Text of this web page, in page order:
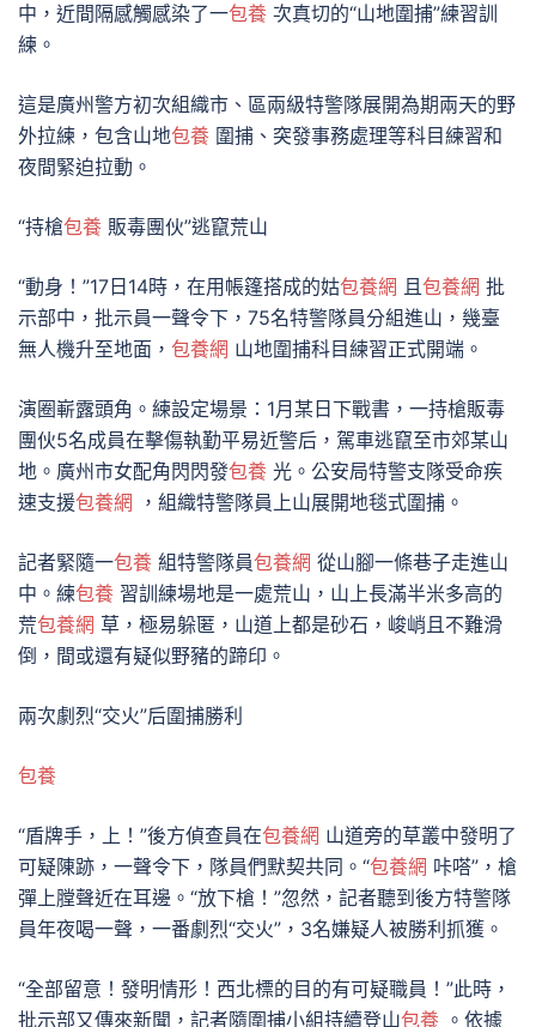
中，近間隔感觸感染了一包養 次真切的“山地圍捕”練習訓
練。
這是廣州警方初次組織市、區兩級特警隊展開為期兩天的野
外拉練，包含山地包養 圍捕、突發事務處理等科目練習和
夜間緊迫拉動。
“持槍包養 販毒團伙”逃竄荒山
“動身！”17日14時，在用帳篷搭成的姑包養網 且包養網 批
示部中，批示員一聲令下，75名特警隊員分組進山，幾臺
無人機升至地面， 包養網 山地圍捕科目練習正式開端。
演圈嶄露頭角。練設定場景：1月某日下戰書，一持槍販毒
團伙5名成員在擊傷執勤平易近警后，駕車逃竄至市郊某山
地。廣州市女配角閃閃發包養 光。公安局特警支隊受命疾
速支援包養網 ，組織特警隊員上山展開地毯式圍捕。
記者緊隨一包養 組特警隊員包養網 從山腳一條巷子走進山
中。練包養 習訓練場地是一處荒山，山上長滿半米多高的
荒包養網 草，極易躲匿，山道上都是砂石，峻峭且不難滑
倒，間或還有疑似野豬的蹄印。
兩次劇烈“交火”后圍捕勝利
包養
“盾牌手，上！”後方偵查員在包養網 山道旁的草叢中發明了
可疑陳跡，一聲令下，隊員們默契共同。“包養網 咔嗒”，槍
彈上膛聲近在耳邊。“放下槍！”忽然，記者聽到後方特警隊
員年夜喝一聲，一番劇烈“交火”，3名嫌疑人被勝利抓獲。
“全部留意！發明情形！西北標的目的有可疑職員！”此時，
批示部又傳來新聞，記者隨圍捕小組持續登山包養 。依據